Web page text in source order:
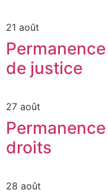
21 août
de justice
27 août
droits
28 août